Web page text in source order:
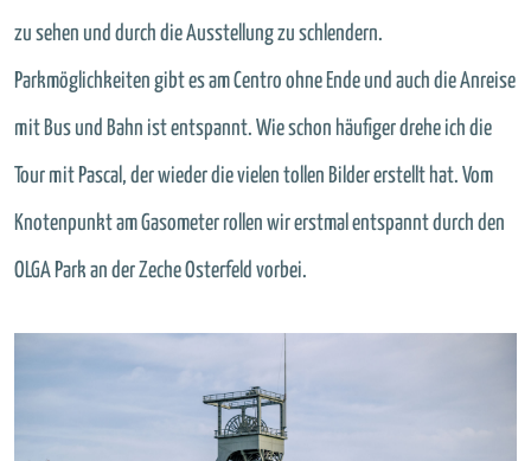
zu sehen und durch die Ausstellung zu schlendern.
Parkmöglichkeiten gibt es am Centro ohne Ende und auch die Anreise
mit Bus und Bahn ist entspannt. Wie schon häufiger drehe ich die
Tour mit Pascal, der wieder die vielen tollen Bilder erstellt hat. Vom
Knotenpunkt am Gasometer rollen wir erstmal entspannt durch den
OLGA Park an der Zeche Osterfeld vorbei.